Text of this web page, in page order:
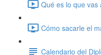
Qué es lo que
Cómo sacarle el
Calendario del